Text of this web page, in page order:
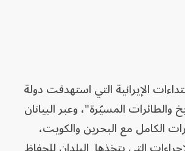
الإيرانية التي استهدفت دولة
والطائرات المسيّرة"، وعبر البيانان
الكامل مع البحرين والكويت،